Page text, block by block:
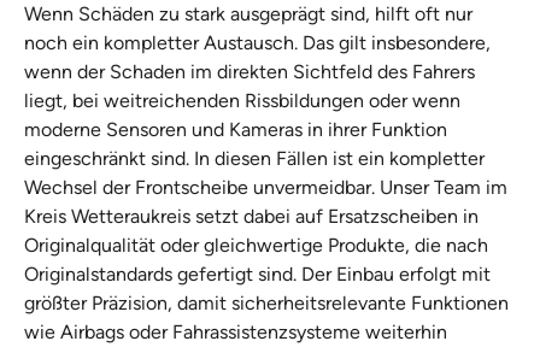
Wenn Schäden zu stark ausgeprägt sind, hilft oft nur
noch ein kompletter Austausch. Das gilt insbesondere,
wenn der Schaden im direkten Sichtfeld des Fahrers
liegt, bei weitreichenden Rissbildungen oder wenn
moderne Sensoren und Kameras in ihrer Funktion
eingeschränkt sind. In diesen Fällen ist ein kompletter
Wechsel der Frontscheibe unvermeidbar. Unser Team im
Kreis Wetteraukreis setzt dabei auf Ersatzscheiben in
Originalqualität oder gleichwertige Produkte, die nach
Originalstandards gefertigt sind. Der Einbau erfolgt mit
größter Präzision, damit sicherheitsrelevante Funktionen
wie Airbags oder Fahrassistenzsysteme weiterhin